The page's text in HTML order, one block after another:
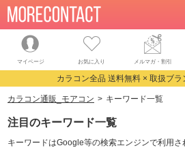
マイページ お気に入り メルマガ・割引
カラコン全品 送料無料 × 取扱ブラ
カラコン通販_モアコン キーワード一覧
注目のキーワード一覧
キーワードはGoogle等の検索エンジンで利用